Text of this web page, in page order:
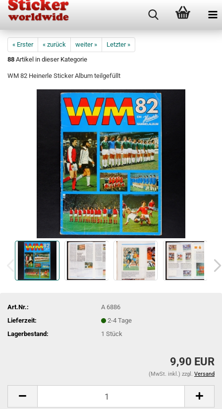
« Erster « zurück weiter »
Letzter »
88 Artikel in dieser Kategorie
WM 82 Heinerle Sticker Album teilgefüllt
Art.Nr.:
A 6886
Lieferzeit:
2-4 Tage
Lagerbestand:
1Stück
9,90 EUR
(MwSt. inkl.) zzgl. Versand